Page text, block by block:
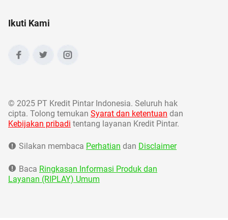
Ikuti Kami
© 2025 PT Kredit Pintar Indonesia. Seluruh hak
cipta. Tolong temukan Syarat dan ketentuan dan
Kebijakan pribadi tentang layanan Kredit Pintar.
Silakan membaca Perhatian dan Disclaimer
Baca Ringkasan Informasi Produk dan
Layanan (RIPLAY) Umum